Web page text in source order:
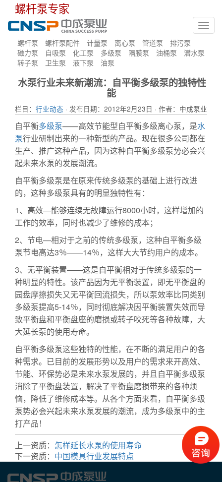
螺杆泵专家
螺杆泵 螺杆泵配件 计量泵 离心泵 管道泵
排污泵
磁力泵
自吸泵 化工泵 多级泵 隔膜泵 油桶泵
潜水泵
转子泵
卫生泵 液下泵 油泵
水泵行业未来新潮流：自平衡多级泵的独特性
能
栏目： 行业动态 · 发布日期：2012年2月23日 · 作者：中成泵业
自平衡多级泵——高效节能型自平衡多级离心泵，是水
泵行业研制出来的一种新型的产品。现在很多公司都在
生产、推广这种产品，因为这种自平衡多级泵势必会兴
起未来水泵的发展潮流。
自平衡多级泵是在原来传统多级泵的基础上进行改进
的，这种多级泵具有的明显独特性有：
1、高效—能够连续无故障运行8000小时，这样增加的
工作的效率，同时也减少了维修的成本；
2、节电—相对于之前的传统多级泵，这种自平衡多级
泵节电高达3％——14％，这样大大节约用户的成本。
3、无平衡装置——这是自平衡相对于传统多级泵的一
种明显的特性。该产品因为无平衡装置，即无平衡盘的
园盘摩擦损失又无平衡回流损失，所以泵效率比同类别
多级泵提高5-14％，同时彻底解决因平衡装置失效而导
致平衡盘和平衡盘座的磨损或转子咬死等各种故障，大
大延长泵的使用寿命。
自平衡多级泵这些独特的性能，在不断的满足用户的各
种需求。已目前的发展形势以及用户的需求来开高效、
节能、环保势必是未来水泵发展的，并且自平衡多级泵
消除了平衡盘装置，解决了平衡盘磨损带来的各种烦
恼，降低了维修成本等。从各个方面来看，自平衡多级
泵势必会兴起未来水泵发展的潮流，成为多级泵中的主
打产品！
上一资质： 怎样延长水泵的使用寿命
下一资质： 中国模具行业发展特点